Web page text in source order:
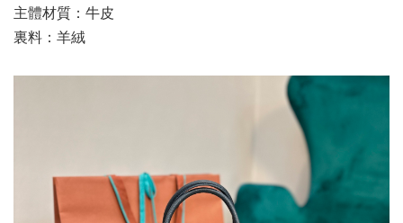
主體材質：牛皮
裏料：羊絨